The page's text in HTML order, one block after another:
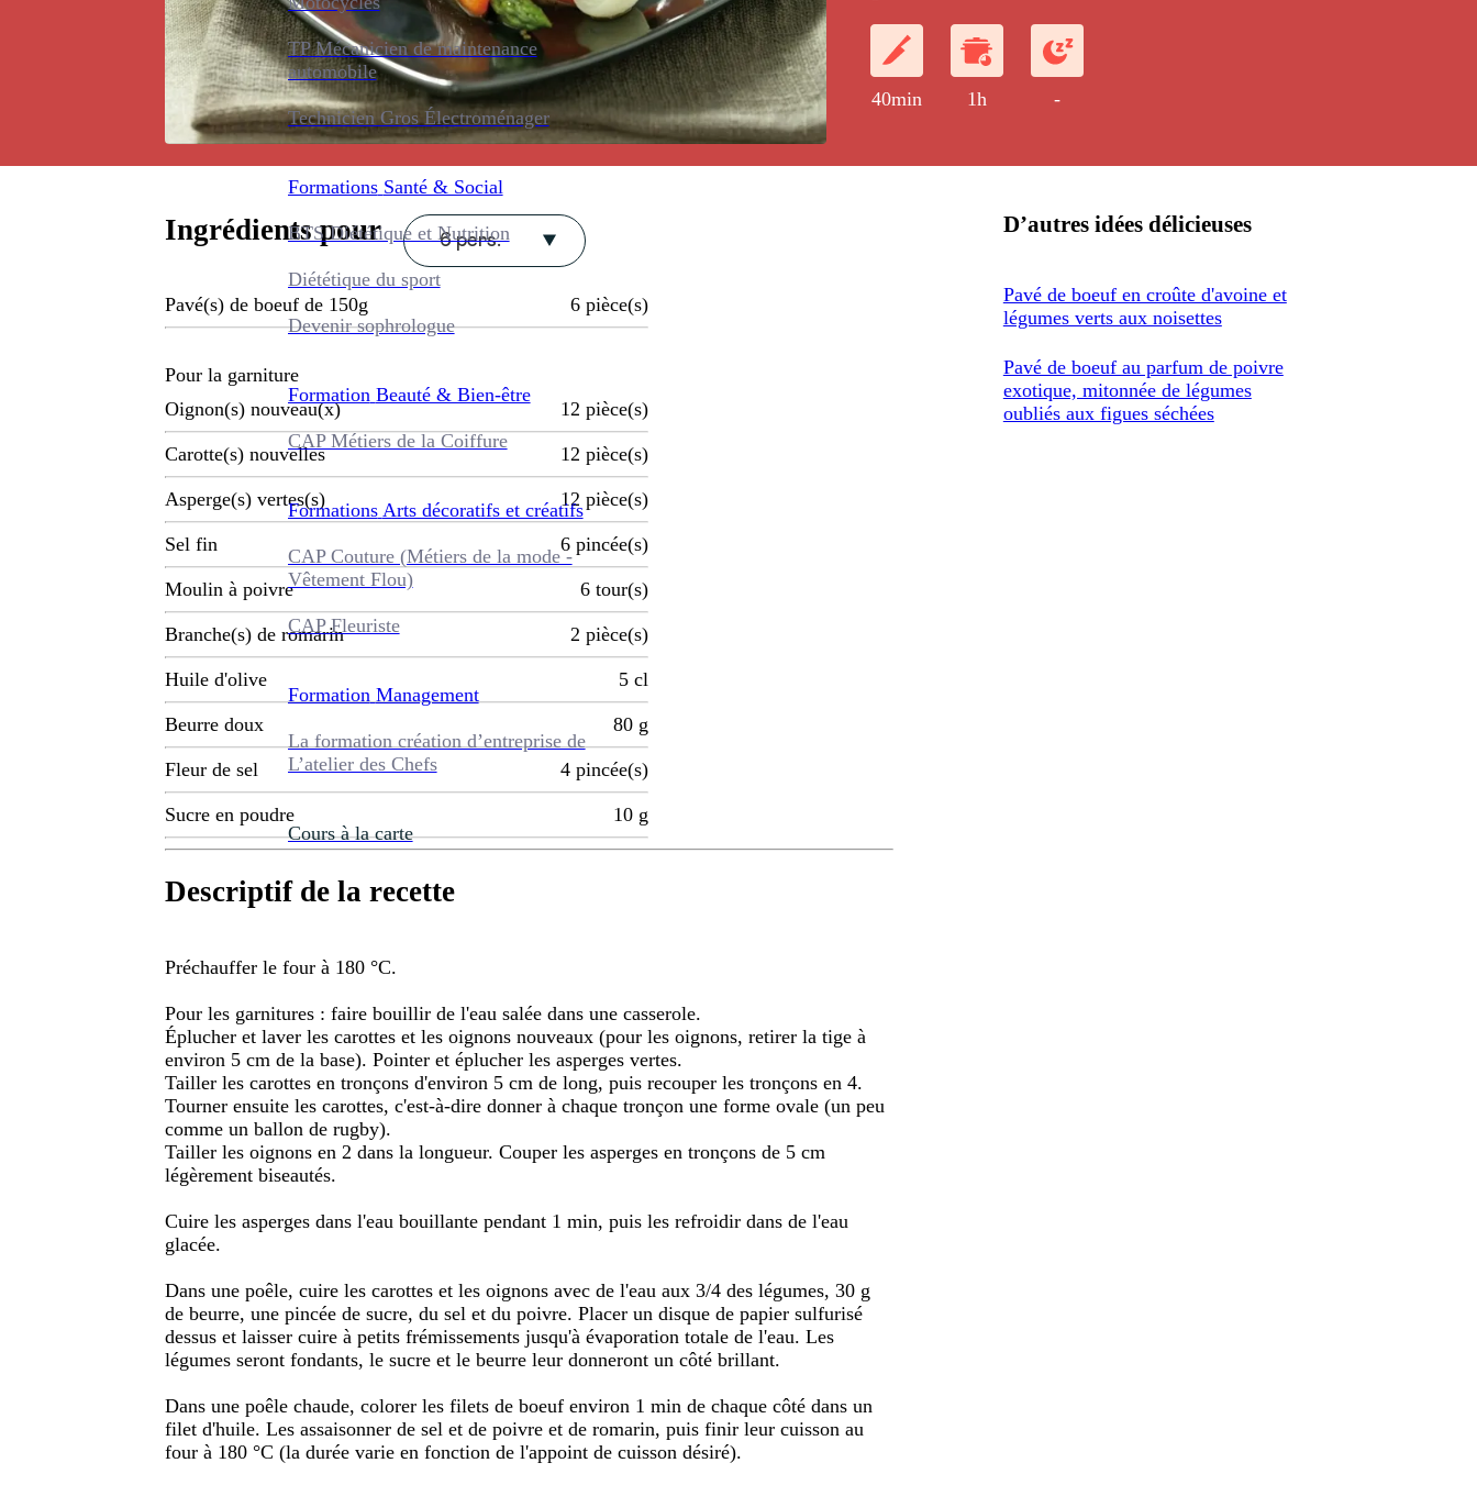
TP Mécanicien de maintenance
automobile
Technicien Gros Électroménager
Formations Santé & Social
BTS Diététique et Nutrition
Diététique du sport
Devenir sophrologue
Formation Beauté & Bien-être
CAP Métiers de la Coiffure
Formations Arts décoratifs et créatifs
CAP Couture (Métiers de la mode -
Vêtement Flou)
CAP Fleuriste
Formation Management
La formation création d’entreprise de
L’atelier des Chefs
Cours à la carte
40min 1h -
Ingrédients pour 6 pers.
Pavé(s) de boeuf de 150g 6 pièce(s)
Pour la garniture
Oignon(s) nouveau(x)
12 pièce(s)
Carotte(s) nouvelles 12 pièce(s)
Asperge(s) vertes(s) 12 pièce(s)
Sel fin 6 pincée(s)
Moulin à poivre 6 tour(s)
Branche(s) de romarin 2 pièce(s)
Huile d'olive 5 cl
Beurre doux 80 g
Fleur de sel 4 pincée(s)
Sucre en poudre 10 g
Descriptif de la recette
Préchauffer le four à 180 °C.
Pour les garnitures : faire bouillir de l'eau salée dans une casserole.
Éplucher et laver les carottes et les oignons nouveaux (pour les oignons, retirer la tige à
environ 5 cm de la base). Pointer et éplucher les asperges vertes.
Tailler les carottes en tronçons d'environ 5 cm de long, puis recouper les tronçons en 4.
Tourner ensuite les carottes, c'est-à-dire donner à chaque tronçon une forme ovale (un peu
comme un ballon de rugby).
Tailler les oignons en 2 dans la longueur. Couper les asperges en tronçons de 5 cm
légèrement biseautés.
Cuire les asperges dans l'eau bouillante pendant 1 min, puis les refroidir dans de l'eau
glacée.
Dans une poêle, cuire les carottes et les oignons avec de l'eau aux 3/4 des légumes, 30 g
de beurre, une pincée de sucre, du sel et du poivre. Placer un disque de papier sulfurisé
dessus et laisser cuire à petits frémissements jusqu'à évaporation totale de l'eau. Les
légumes seront fondants, le sucre et le beurre leur donneront un côté brillant.
Dans une poêle chaude, colorer les filets de boeuf environ 1 min de chaque côté dans un
filet d'huile. Les assaisonner de sel et de poivre et de romarin, puis finir leur cuisson au
four à 180 °C (la durée varie en fonction de l'appoint de cuisson désiré).
D’autres idées délicieuses
Pavé de boeuf en croûte d'avoine et
légumes verts aux noisettes
Pavé de boeuf au parfum de poivre
exotique, mitonnée de légumes
oubliés aux figues séchées